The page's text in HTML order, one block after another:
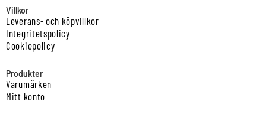
Villkor
Leverans- och köpvillkor
Integritetspolicy
Cookiepolicy
Produkter
Varumärken
Mitt konto